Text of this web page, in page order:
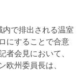
で排出される温室
にすることで合意
者会見において、
欧州委員長は、